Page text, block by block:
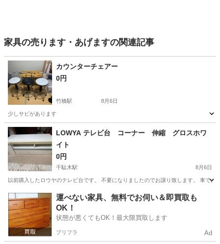
家具の売ります・あげますの関連記事
カウンターチェアー
0円
竹橋駅 8月6日
少しサビがあります
東京 千代田区 寝具
LOWYA テレビ台 コーナー 伸縮 グロスホワ
イト
0円
千駄木駅 8月6日
以前購入したロウヤのテレビ台です。 不要になりましたのでお譲り致します。 車で
東京 文京区 千駄木駅 収納家具
運べない家具、無料でお伺い＆即買取も
OK！
状態が悪くてもOK！最大限買取します
プリフラ Ad